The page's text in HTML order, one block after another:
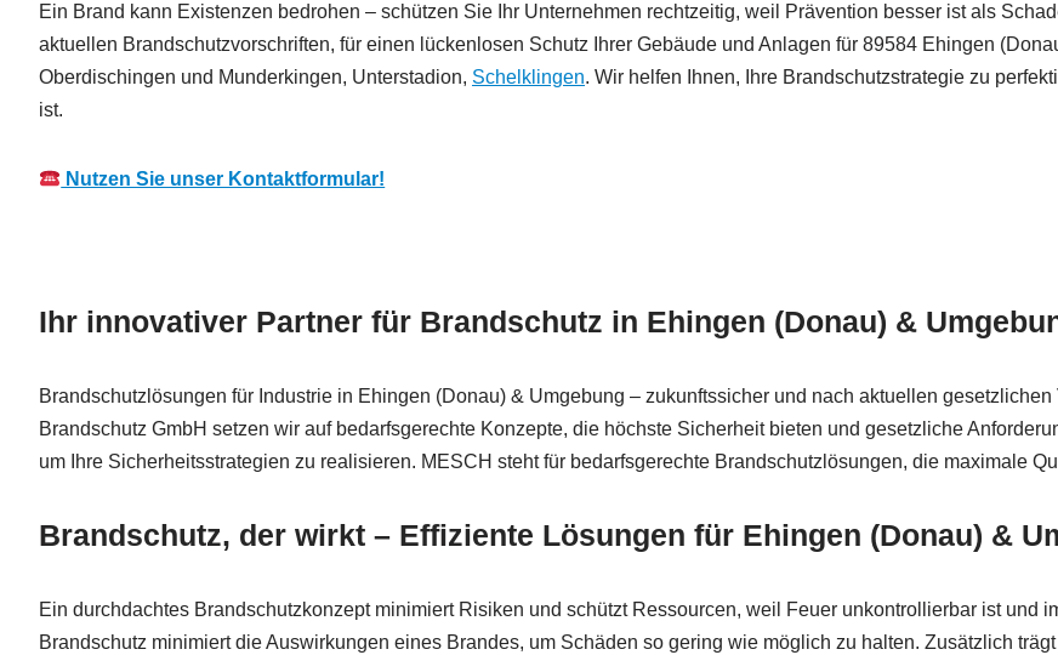
Ein Brand kann Existenzen bedrohen – schützen Sie Ihr Unternehmen rechtzeitig, weil Prävention besser ist als
aktuellen Brandschutzvorschriften, für einen lückenlosen Schutz Ihrer Gebäude und Anlagen für 89584 Ehingen
Oberdischingen und Munderkingen, Unterstadion, Schelklingen. Wir helfen Ihnen, Ihre Brandschutzstrategie zu
ist.
Nutzen Sie unser Kontaktformular!
Ihr innovativer Partner für Brandschutz in Ehingen (Donau) &
Brandschutzlösungen für Industrie in Ehingen (Donau) & Umgebung – zukunftssicher und nach aktuellen
Brandschutz GmbH setzen wir auf bedarfsgerechte Konzepte, die höchste Sicherheit bieten und gesetzliche
um Ihre Sicherheitsstrategien zu realisieren. MESCH steht für bedarfsgerechte Brandschutzlösungen, die maximale
Brandschutz, der wirkt – Effiziente Lösungen für Ehingen (Donau) &
Ein durchdachtes Brandschutzkonzept minimiert Risiken und schützt Ressourcen, weil Feuer unkontrollierbar ist und
Brandschutz minimiert die Auswirkungen eines Brandes, um Schäden so gering wie möglich zu halten. Zusätzlich